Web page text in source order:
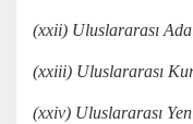
(xxii) Uluslararası
(xxiii) Uluslararası
(xxiv) Uluslararası